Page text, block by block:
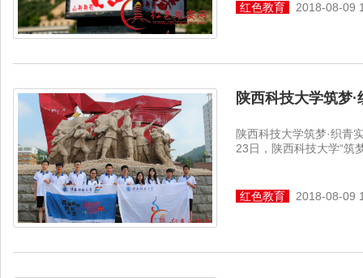
红色教育 2018-08-09
陕西科技大学筑梦
陕西科技大学筑梦·织青
23日，陕西科技大学“筑
红色教育 2018-08-09